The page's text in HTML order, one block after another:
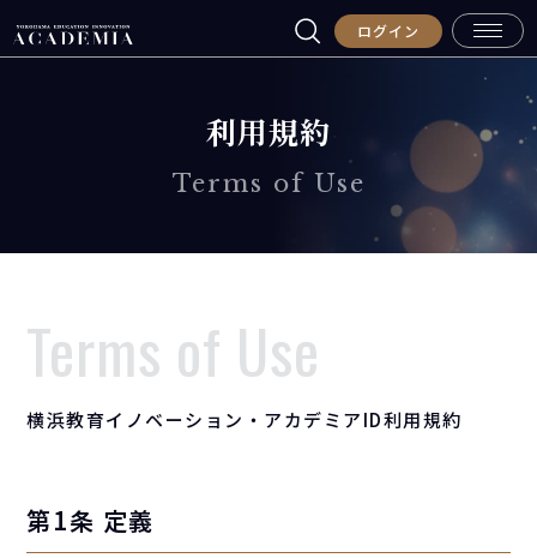
ログイン
利用規約
Terms of Use
Terms of Use
横浜教育イノベーション・アカデミアID利用規約
第1条 定義